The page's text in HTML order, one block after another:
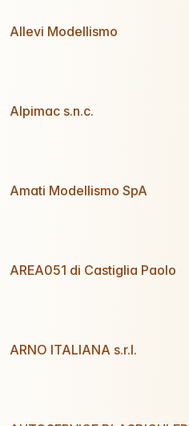
Allevi Modellismo
Alpimac s.n.c.
Amati Modellismo SpA
AREA051 di Castiglia Paolo
ARNO ITALIANA s.r.l.